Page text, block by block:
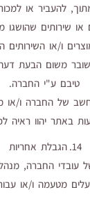
להעביר או
או שירותים שהושגו
ו/או
משום הבעת דעה
טיבם ע"י החברה.
המחשב של החברה ו/
באתר יהוו ראיה
14. הגבלת אחריות
של עובדי החברה,
מטעמה ו/או